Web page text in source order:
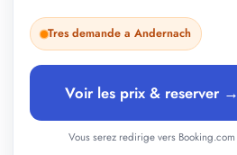
Tres demande a Andernach
Voir les prix & reserver →
Vous serez redirige vers Booking.com